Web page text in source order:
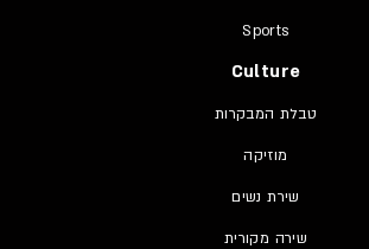
Sports
Culture
טבלת המבקרות
מוזיקה
שירת נשים
שירה מקורית